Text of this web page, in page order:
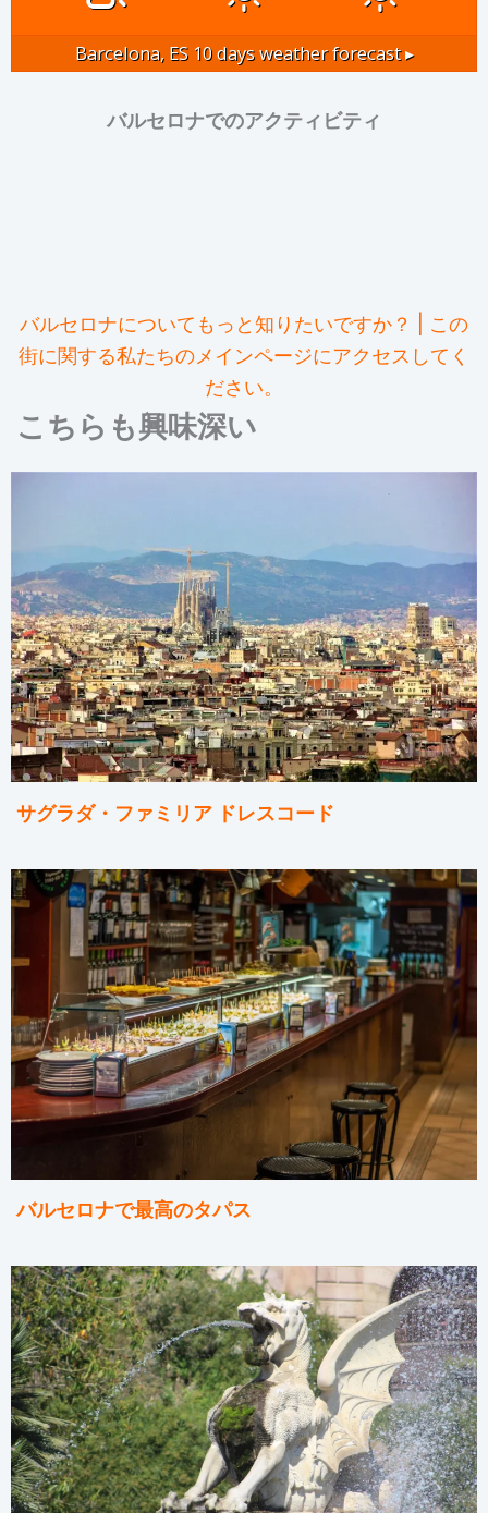
Barcelona, ES10 days weather forecast ▸
バルセロナでのアクティビティ
バルセロナについてもっと知りたいですか？ | この
街に関する私たちのメインページにアクセスしてく
ださい。
こちらも興味深い
サグラダ・ファミリア ドレスコード
バルセロナで最高のタパス